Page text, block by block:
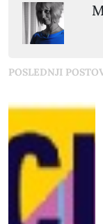
POSLEDNJI